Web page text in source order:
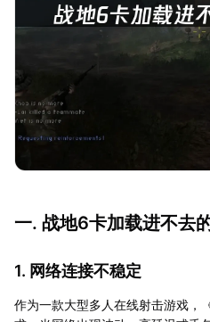
一. 战地6卡加载进不去
1. 网络连接不稳定
作为一款大型多人在线射击游戏，